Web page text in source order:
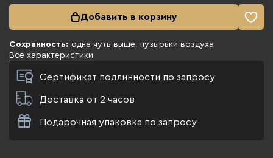
Добавить в корзину
Сохранность: одна чуть выше, пузырьки воздуха
Все характеристики
Сертификат подлинности по запросу
Доставка от 2 часов
Подарочная упаковка по запросу